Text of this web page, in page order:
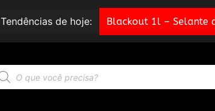
Tendências de hoje: Canhão De